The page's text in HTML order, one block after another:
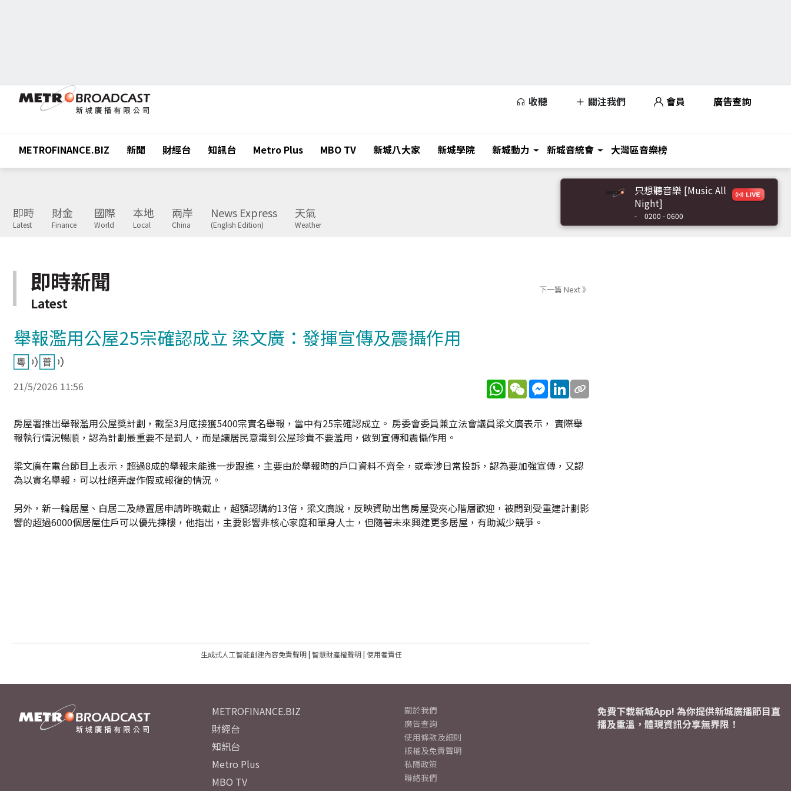
收聽 關注我們 會員 廣告查詢
METROFINANCE.BIZ 新聞 財經台 知訊台 Metro Plus MBO TV 新城八大家 新城學院 新城動力 新城音統會 大灣區音樂榜
即時
Latest
財金
Finance
國際
World
本地
Local
兩岸
China
News Express
(English Edition)
天氣
Weather
只想聽音樂 [Music All
Night]
- 0200 - 0600
即時新聞
Latest
下一篇 Next 》
舉報濫用公屋25宗確認成立 梁文廣：發揮宣傳及震攝作用
21/5/2026 11:56 WhatsApp
WeChatMessenger
LinkedIn
房屋署推出舉報濫用公屋獎計劃，截至3月底接獲5400宗實名舉報，當中有25宗確認成立。 房委會委員兼立法會議員梁文廣表示， 實際舉
報執行情況暢順，認為計劃最重要不是罰人，而是讓居民意識到公屋珍貴不要濫用，做到宣傳和震懾作用。
梁文廣在電台節目上表示，超過8成的舉報未能進一步跟進，主要由於舉報時的戶口資料不齊全，或牽涉日常投訴，認為要加強宣傳，又認
為以實名舉報，可以杜絕弄虛作假或報復的情況。
另外，新一輪居屋、白居二及綠置居申請昨晚截止，超額認購約13倍，梁文廣說，反映資助出售房屋受夾心階層歡迎，被問到受重建計劃影
響的超過6000個居屋住戶可以優先揀樓，他指出，主要影響非核心家庭和單身人士，但隨著未來興建更多居屋，有助減少競爭。
生成式人工智能創建內容免責聲明| 智慧財產權聲明| 使用者責任
METROFINANCE.BIZ
財經台
知訊台
Metro Plus
MBO TV
關於我們
廣告查詢
使用條款及細則
版權及免責聲明
私隱政策
聯絡我們
免費下載新城App! 為你提供新城廣播節目直
播及重溫，體現資訊分享無界限！